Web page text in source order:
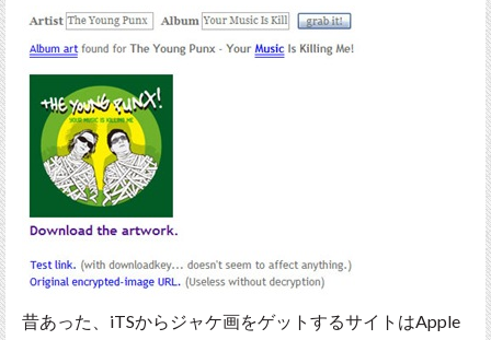
昔あった、iTSからジャケ画をゲットするサイトはApple